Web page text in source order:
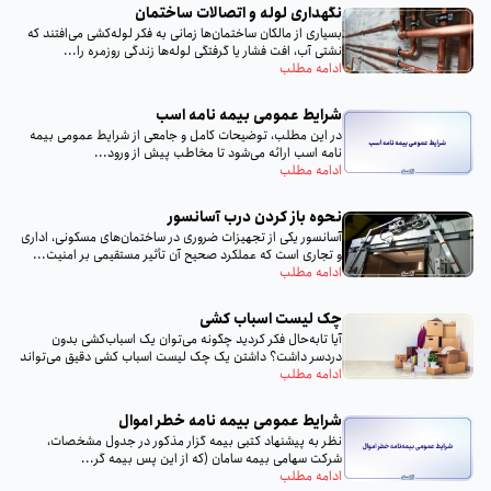
نگهداری لوله و اتصالات ساختمان
بسیاری از مالکان ساختمان‌ها زمانی به فکر لوله‌کشی می‌افتند که
نشتی آب، افت فشار یا گرفتگی لوله‌ها زندگی روزمره را...
ادامه مطلب
شرایط عمومی بیمه نامه اسب
در این مطلب، توضیحات کامل و جامعی از شرایط عمومی بیمه
نامه اسب ارائه می‌شود تا مخاطب پیش از ورود...
ادامه مطلب
نحوه باز کردن درب آسانسور
آسانسور یکی از تجهیزات ضروری در ساختمان‌های مسکونی، اداری
و تجاری است که عملکرد صحیح آن تأثیر مستقیمی بر امنیت...
ادامه مطلب
چک لیست اسباب‌ کشی
آیا تا‌به‌حال فکر کردید چگونه می‌توان یک اسباب‌کشی بدون
دردسر داشت؟ داشتن یک چک لیست اسباب‌ کشی دقیق می‌تواند
تمام...
ادامه مطلب
شرایط عمومی بیمه‌ نامه خطر اموال
نظر به پيشنهاد كتبى بيمه گزار مذكور در جدول مشخصات،
شركت سهامى بيمه سامان (كه از اين پس بيمه گر...
ادامه مطلب